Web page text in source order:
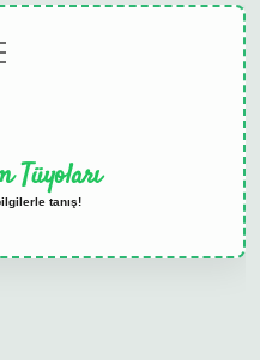
Tüyoları
tanış!